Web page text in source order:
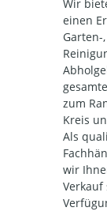
Wir
einen
Garten-
zum
Kreis
Als
wir